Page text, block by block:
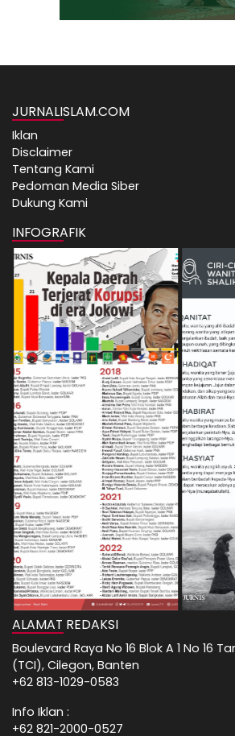
JURNALISLAM.COM
Iklan
Disclaimer
Tentang Kami
Pedoman Media Siber
Dukung Kami
INFOGRAFIK
ALAMAT REDAKSI
Boulevard Raya No 16 Blok A 1 No 16
(TCI), Cilegon, Banten
+62 813-1029-0583
Info Iklan :
+62 821-2000-0527